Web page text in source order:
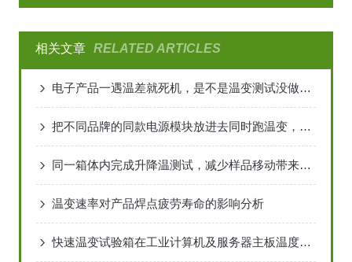
相关文章 RELATED ARTICLES
电子产品一遇温差就死机，是不是温变测试没做够？
把不同品牌的同款电源模块放进去同时跑温变，谁能撑到最后
同一箱体内完成升降温测试，减少样品移动带来的干扰
温变速率对产品焊点疲劳寿命的影响分析
快速温变试验箱在工业计算机及服务器主板温度循环测试中的应用